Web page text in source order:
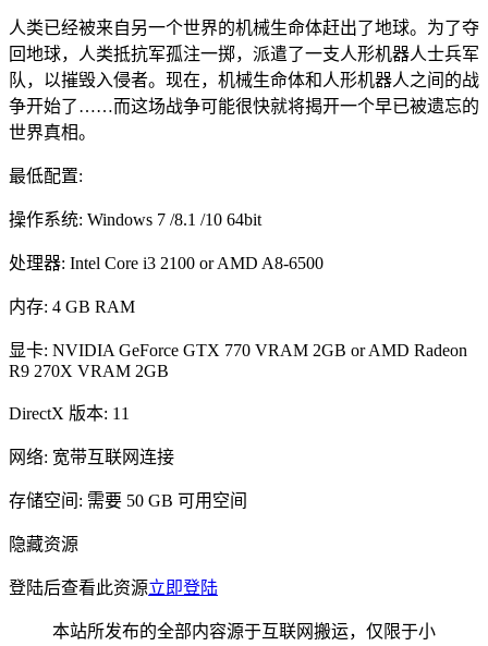
人类已经被来自另一个世界的机械生命体赶出了地球。为了夺
回地球，人类抵抗军孤注一掷，派遣了一支人形机器人士兵军
队，以摧毁入侵者。现在，机械生命体和人形机器人之间的战
争开始了……而这场战争可能很快就将揭开一个早已被遗忘的
世界真相。
最低配置:
操作系统: Windows 7 /8.1 /10 64bit
处理器: Intel Core i3 2100 or AMD A8-6500
内存: 4 GB RAM
显卡: NVIDIA GeForce GTX 770 VRAM 2GB or AMD Radeon
R9 270X VRAM 2GB
DirectX 版本: 11
网络: 宽带互联网连接
存储空间: 需要 50 GB 可用空间
隐藏资源
登陆后查看此资源立即登陆
本站所发布的全部内容源于互联网搬运，仅限于小